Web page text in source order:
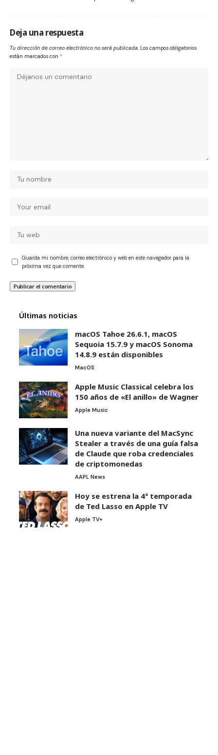
Deja una respuesta
Tu dirección de correo electrónico no será publicada. Los campos obligatorios
están marcados con *
Guarda mi nombre, correo electrónico y web en este navegador para la
próxima vez que comente.
Últimas noticias
macOS Tahoe 26.6.1, macOS
Sequoia 15.7.9 y macOS Sonoma
14.8.9 están disponibles
MacOS
Apple Music Classical celebra los
150 años de «El anillo» de Wagner
Apple Music
Una nueva variante del MacSync
Stealer a través de una guía falsa
de Claude que roba credenciales
de criptomonedas
AAPL News
Hoy se estrena la 4ª temporada
de Ted Lasso en Apple TV
Apple TV+